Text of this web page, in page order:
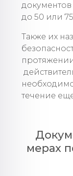
до 50 или 75
Также их
течение
мерах